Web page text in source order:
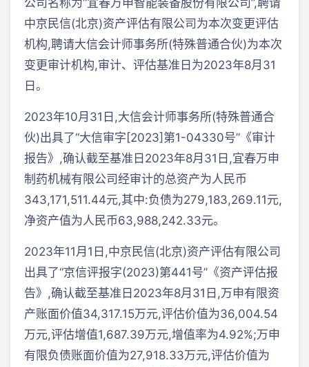
公司名称为“宜春万申智能装备股份有限公司”,聘请
中京民信(北京)资产评估有限公司为本次变更评估
机构,聘请大信会计师事务所(特殊普通合伙)为本次
变更审计机构,审计、评估基准日为2023年8月31
日。
2023年10月31日,大信会计师事务所(特殊普通合
伙)出具了“大信审字[2023]第1-04330号”《审计
报告》,确认截至基准日2023年8月31日,宜春万申
制药机械有限公司经审计的总资产为人民币
343,171,511.44元,其中:负债为279,183,269.11元,
净资产值为人民币63,988,242.33元。
2023年11月1日,中京民信(北京)资产评估有限公司
出具了“京信评报字(2023)第441号”《资产评估报
告》,确认截至基准日2023年8月31日,万申有限资
产账面价值34,317.15万元,评估价值为36,004.54
万元,评估增值1,687.39万元,增值率为4.92%;万申
有限负债账面价值为27,918.33万元,评估价值为